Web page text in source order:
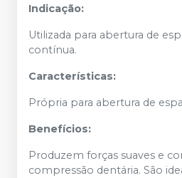
Indicação:
Utilizada para abertura de
contínua.
Características:
Própria para abertura de
Benefícios:
Produzem forças suaves e
compressão dentária. São